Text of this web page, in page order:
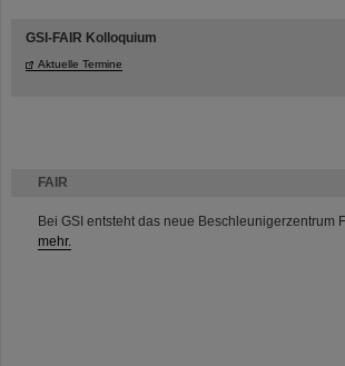
FAIR
Bei GSI entsteht das neue Beschleunigerzentrum
mehr.
GSI-FAIR Kolloquium
Aktuelle Termine